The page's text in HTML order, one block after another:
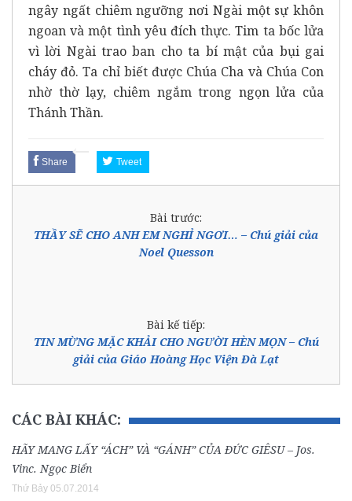
ngây ngất chiêm ngưỡng nơi Ngài một sự khôn
ngoan và một tình yêu đích thực. Tim ta bốc lửa
vì lời Ngài trao ban cho ta bí mật của bụi gai
cháy đỏ. Ta chỉ biết được Chúa Cha và Chúa Con
nhờ thờ lạy, chiêm ngắm trong ngọn lửa của
Thánh Thần.
Share Tweet
Bài trước:
THẦY SẼ CHO ANH EM NGHỈ NGƠI… – Chú giải của
Noel Quesson
Bài kế tiếp:
TIN MỪNG MẶC KHẢI CHO NGƯỜI HÈN MỌN – Chú
giải của Giáo Hoàng Học Viện Đà Lạt
CÁC BÀI KHÁC:
HÃY MANG LẤY “ÁCH” VÀ “GÁNH” CỦA ĐỨC GIÊSU – Jos.
Vinc. Ngọc Biển
Thứ Bảy 05.07.2014